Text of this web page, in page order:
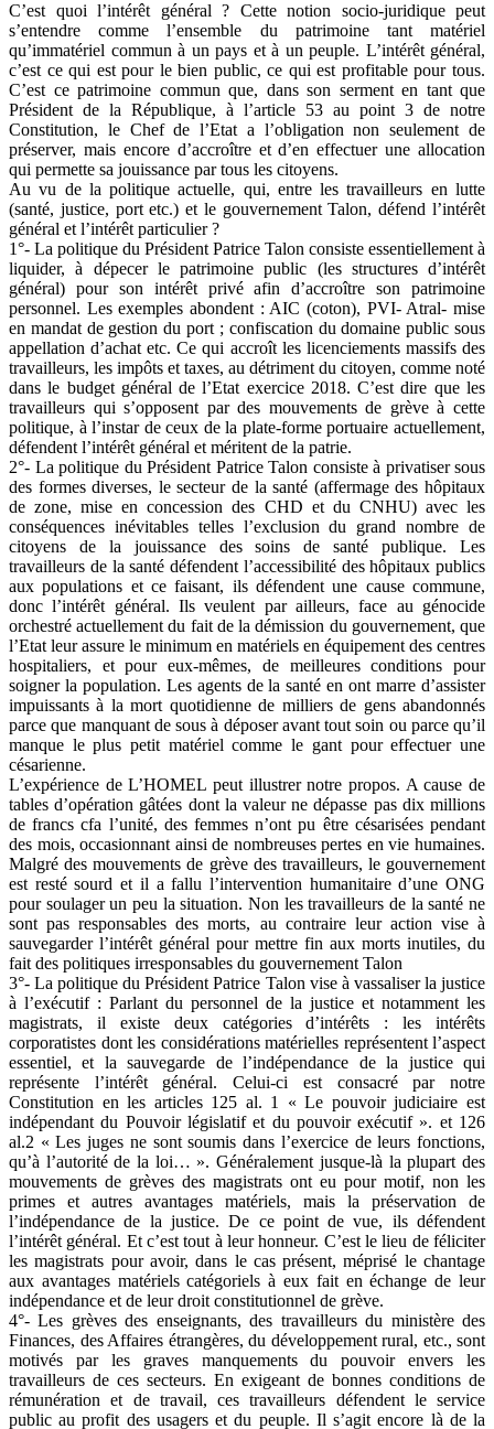
C’est quoi l’intérêt général ? Cette notion socio-juridique peut
s’entendre comme l’ensemble du patrimoine tant matériel
qu’immatériel commun à un pays et à un peuple. L’intérêt général,
c’est ce qui est pour le bien public, ce qui est profitable pour tous.
C’est ce patrimoine commun que, dans son serment en tant que
Président de la République, à l’article 53 au point 3 de notre
Constitution, le Chef de l’Etat a l’obligation non seulement de
préserver, mais encore d’accroître et d’en effectuer une allocation
qui permette sa jouissance par tous les citoyens.
Au vu de la politique actuelle, qui, entre les travailleurs en lutte
(santé, justice, port etc.) et le gouvernement Talon, défend l’intérêt
général et l’intérêt particulier ?
1°- La politique du Président Patrice Talon consiste essentiellement à
liquider, à dépecer le patrimoine public (les structures d’intérêt
général) pour son intérêt privé afin d’accroître son patrimoine
personnel. Les exemples abondent : AIC (coton), PVI- Atral- mise
en mandat de gestion du port ; confiscation du domaine public sous
appellation d’achat etc. Ce qui accroît les licenciements massifs des
travailleurs, les impôts et taxes, au détriment du citoyen, comme noté
dans le budget général de l’Etat exercice 2018. C’est dire que les
travailleurs qui s’opposent par des mouvements de grève à cette
politique, à l’instar de ceux de la plate-forme portuaire actuellement,
défendent l’intérêt général et méritent de la patrie.
2°- La politique du Président Patrice Talon consiste à privatiser sous
des formes diverses, le secteur de la santé (affermage des hôpitaux
de zone, mise en concession des CHD et du CNHU) avec les
conséquences inévitables telles l’exclusion du grand nombre de
citoyens de la jouissance des soins de santé publique. Les
travailleurs de la santé défendent l’accessibilité des hôpitaux publics
aux populations et ce faisant, ils défendent une cause commune,
donc l’intérêt général. Ils veulent par ailleurs, face au génocide
orchestré actuellement du fait de la démission du gouvernement, que
l’Etat leur assure le minimum en matériels en équipement des centres
hospitaliers, et pour eux-mêmes, de meilleures conditions pour
soigner la population. Les agents de la santé en ont marre d’assister
impuissants à la mort quotidienne de milliers de gens abandonnés
parce que manquant de sous à déposer avant tout soin ou parce qu’il
manque le plus petit matériel comme le gant pour effectuer une
césarienne.
L’expérience de L’HOMEL peut illustrer notre propos. A cause de
tables d’opération gâtées dont la valeur ne dépasse pas dix millions
de francs cfa l’unité, des femmes n’ont pu être césarisées pendant
des mois, occasionnant ainsi de nombreuses pertes en vie humaines.
Malgré des mouvements de grève des travailleurs, le gouvernement
est resté sourd et il a fallu l’intervention humanitaire d’une ONG
pour soulager un peu la situation. Non les travailleurs de la santé ne
sont pas responsables des morts, au contraire leur action vise à
sauvegarder l’intérêt général pour mettre fin aux morts inutiles, du
fait des politiques irresponsables du gouvernement Talon
3°- La politique du Président Patrice Talon vise à vassaliser la justice
à l’exécutif : Parlant du personnel de la justice et notamment les
magistrats, il existe deux catégories d’intérêts : les intérêts
corporatistes dont les considérations matérielles représentent l’aspect
essentiel, et la sauvegarde de l’indépendance de la justice qui
représente l’intérêt général. Celui-ci est consacré par notre
Constitution en les articles 125 al. 1 « Le pouvoir judiciaire est
indépendant du Pouvoir législatif et du pouvoir exécutif ». et 126
al.2 « Les juges ne sont soumis dans l’exercice de leurs fonctions,
qu’à l’autorité de la loi… ». Généralement jusque-là la plupart des
mouvements de grèves des magistrats ont eu pour motif, non les
primes et autres avantages matériels, mais la préservation de
l’indépendance de la justice. De ce point de vue, ils défendent
l’intérêt général. Et c’est tout à leur honneur. C’est le lieu de féliciter
les magistrats pour avoir, dans le cas présent, méprisé le chantage
aux avantages matériels catégoriels à eux fait en échange de leur
indépendance et de leur droit constitutionnel de grève.
4°- Les grèves des enseignants, des travailleurs du ministère des
Finances, des Affaires étrangères, du développement rural, etc., sont
motivés par les graves manquements du pouvoir envers les
travailleurs de ces secteurs. En exigeant de bonnes conditions de
rémunération et de travail, ces travailleurs défendent le service
public au profit des usagers et du peuple. Il s’agit encore là de la